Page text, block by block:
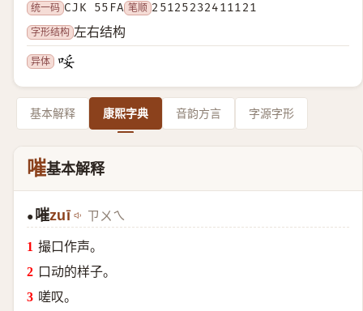
统一码 CJK 55FA 笔顺 25125232411121
字形结构 左右结构
异体
基本解释 康熙字典 音韵方言 字源字形
嗺基本解释
● 嗺zuī ㄗㄨㄟ
撮口作声。
口动的样子。
嗟叹。